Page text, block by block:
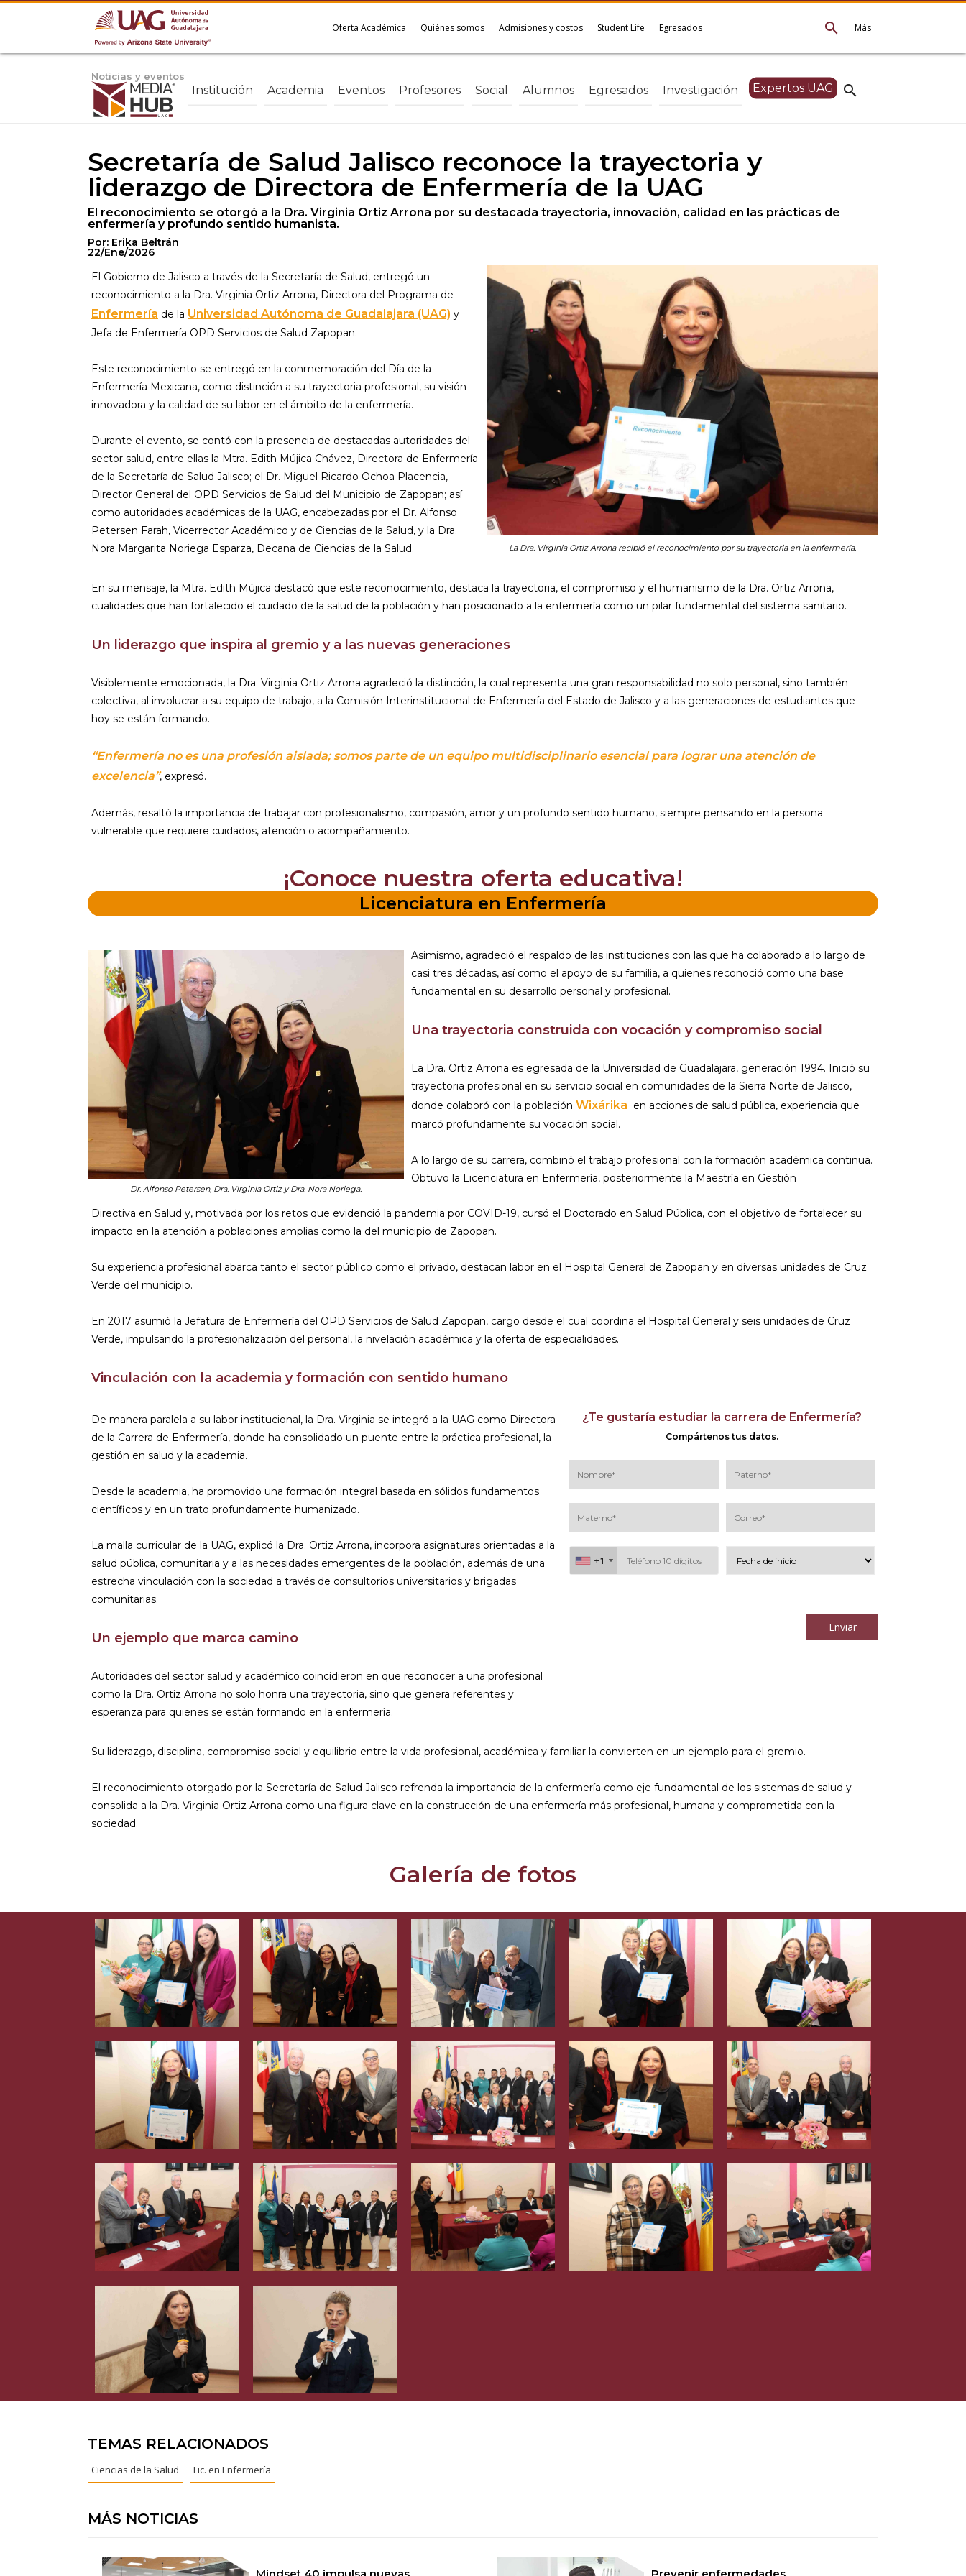
Más
search
Oferta Académica Quiénes somos Admisiones y costos Student Life Egresados
Noticias y eventos
search
Institución Academia Eventos Profesores Social Alumnos Egresados Investigación Expertos UAG
Secretaría de Salud Jalisco reconoce la trayectoria y
liderazgo de Directora de Enfermería de la UAG
El reconocimiento se otorgó a la Dra. Virginia Ortiz Arrona por su destacada trayectoria, innovación, calidad en las prácticas de
enfermería y profundo sentido humanista.
Por: Erika Beltrán
22/Ene/2026
El Gobierno de Jalisco a través de la Secretaría de Salud, entregó un
reconocimiento a la Dra. Virginia Ortiz Arrona, Directora del Programa de
Enfermería de la Universidad Autónoma de Guadalajara (UAG) y
Jefa de Enfermería OPD Servicios de Salud Zapopan.
Este reconocimiento se entregó en la conmemoración del Día de la
Enfermería Mexicana, como distinción a su trayectoria profesional, su visión
innovadora y la calidad de su labor en el ámbito de la enfermería.
Durante el evento, se contó con la presencia de destacadas autoridades del
sector salud, entre ellas la Mtra. Edith Mújica Chávez, Directora de Enfermería
de la Secretaría de Salud Jalisco; el Dr. Miguel Ricardo Ochoa Placencia,
Director General del OPD Servicios de Salud del Municipio de Zapopan; así
como autoridades académicas de la UAG, encabezadas por el Dr. Alfonso
Petersen Farah, Vicerrector Académico y de Ciencias de la Salud, y la Dra.
Nora Margarita Noriega Esparza, Decana de Ciencias de la Salud.
La Dra. Virginia Ortiz Arrona recibió el reconocimiento por su trayectoria en la enfermería.
En su mensaje, la Mtra. Edith Mújica destacó que este reconocimiento, destaca la trayectoria, el compromiso y el humanismo de la Dra. Ortiz Arrona,
cualidades que han fortalecido el cuidado de la salud de la población y han posicionado a la enfermería como un pilar fundamental del sistema sanitario.
Un liderazgo que inspira al gremio y a las nuevas generaciones
Visiblemente emocionada, la Dra. Virginia Ortiz Arrona agradeció la distinción, la cual representa una gran responsabilidad no solo personal, sino también
colectiva, al involucrar a su equipo de trabajo, a la Comisión Interinstitucional de Enfermería del Estado de Jalisco y a las generaciones de estudiantes que
hoy se están formando.
“Enfermería no es una profesión aislada; somos parte de un equipo multidisciplinario esencial para lograr una atención de
excelencia”, expresó.
Además, resaltó la importancia de trabajar con profesionalismo, compasión, amor y un profundo sentido humano, siempre pensando en la persona
vulnerable que requiere cuidados, atención o acompañamiento.
¡Conoce nuestra oferta educativa!
Licenciatura en Enfermería
Dr. Alfonso Petersen, Dra. Virginia Ortiz y Dra. Nora Noriega.
Asimismo, agradeció el respaldo de las instituciones con las que ha colaborado a lo largo de
casi tres décadas, así como el apoyo de su familia, a quienes reconoció como una base
fundamental en su desarrollo personal y profesional.
Una trayectoria construida con vocación y compromiso social
La Dra. Ortiz Arrona es egresada de la Universidad de Guadalajara, generación 1994. Inició su
trayectoria profesional en su servicio social en comunidades de la Sierra Norte de Jalisco,
donde colaboró con la población Wixárika en acciones de salud pública, experiencia que
marcó profundamente su vocación social.
A lo largo de su carrera, combinó el trabajo profesional con la formación académica continua.
Obtuvo la Licenciatura en Enfermería, posteriormente la Maestría en Gestión
Directiva en Salud y, motivada por los retos que evidenció la pandemia por COVID-19, cursó el Doctorado en Salud Pública, con el objetivo de fortalecer su
impacto en la atención a poblaciones amplias como la del municipio de Zapopan.
Su experiencia profesional abarca tanto el sector público como el privado, destacan labor en el Hospital General de Zapopan y en diversas unidades de Cruz
Verde del municipio.
En 2017 asumió la Jefatura de Enfermería del OPD Servicios de Salud Zapopan, cargo desde el cual coordina el Hospital General y seis unidades de Cruz
Verde, impulsando la profesionalización del personal, la nivelación académica y la oferta de especialidades.
Vinculación con la academia y formación con sentido humano
De manera paralela a su labor institucional, la Dra. Virginia se integró a la UAG como Directora
de la Carrera de Enfermería, donde ha consolidado un puente entre la práctica profesional, la
gestión en salud y la academia.
Desde la academia, ha promovido una formación integral basada en sólidos fundamentos
científicos y en un trato profundamente humanizado.
La malla curricular de la UAG, explicó la Dra. Ortiz Arrona, incorpora asignaturas orientadas a la
salud pública, comunitaria y a las necesidades emergentes de la población, además de una
estrecha vinculación con la sociedad a través de consultorios universitarios y brigadas
comunitarias.
Un ejemplo que marca camino
Autoridades del sector salud y académico coincidieron en que reconocer a una profesional
como la Dra. Ortiz Arrona no solo honra una trayectoria, sino que genera referentes y
esperanza para quienes se están formando en la enfermería.
¿Te gustaría estudiar la carrera de Enfermería?
Compártenos tus datos.
+1
+1
Enviar
Su liderazgo, disciplina, compromiso social y equilibrio entre la vida profesional, académica y familiar la convierten en un ejemplo para el gremio.
El reconocimiento otorgado por la Secretaría de Salud Jalisco refrenda la importancia de la enfermería como eje fundamental de los sistemas de salud y
consolida a la Dra. Virginia Ortiz Arrona como una figura clave en la construcción de una enfermería más profesional, humana y comprometida con la
sociedad.
Galería de fotos
TEMAS RELACIONADOS
Ciencias de la Salud Lic. en Enfermería
MÁS NOTICIAS